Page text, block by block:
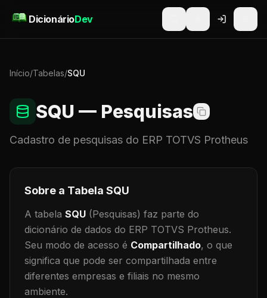
DicionárioDev
Início/Tabelas/SQU
SQU — Pesquisas
Cadastro de pesquisas do ERP TOTVS Protheus
Sobre a Tabela SQU
A tabela SQU (Pesquisas) faz parte do
dicionário de dados do ERP TOTVS Protheus.
Seu modo de acesso é Compartilhado, o que
significa que pode ser compartilhada entre
diferentes empresas e filiais no mesmo
ambiente.